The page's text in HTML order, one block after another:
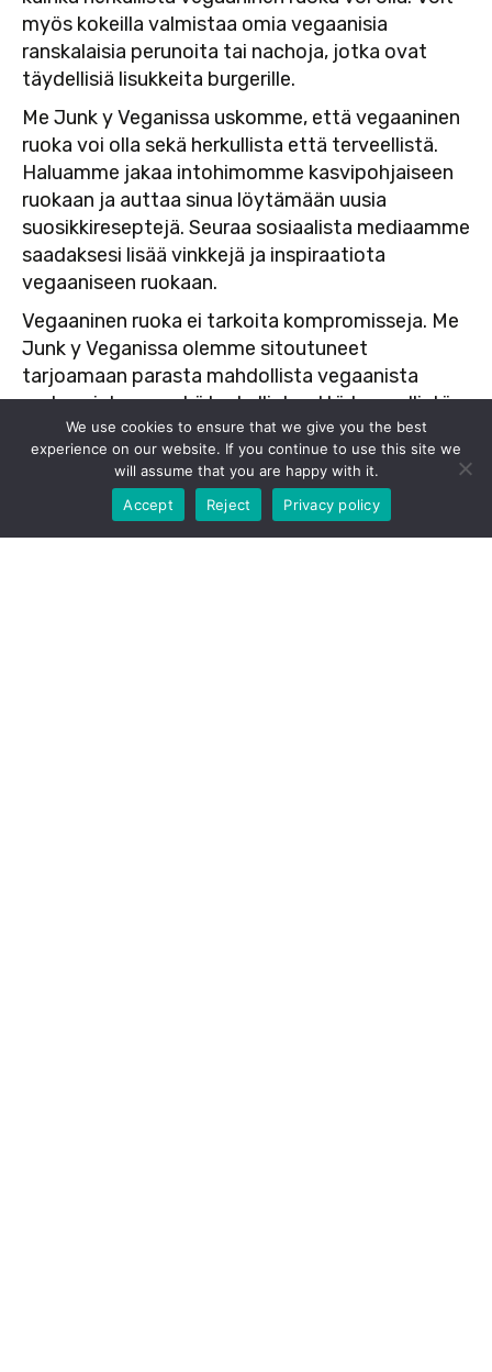
myös kokeilla valmistaa omia vegaanisia
ranskalaisia perunoita tai nachoja, jotka ovat
täydellisiä lisukkeita burgerille.
Me Junk y Veganissa uskomme, että vegaaninen
ruoka voi olla sekä herkullista että terveellistä.
Haluamme jakaa intohimomme kasvipohjaiseen
ruokaan ja auttaa sinua löytämään uusia
suosikkireseptejä. Seuraa sosiaalista mediaamme
saadaksesi lisää vinkkejä ja inspiraatiota
vegaaniseen ruokaan.
Vegaaninen ruoka ei tarkoita kompromisseja. Me
Junk y Veganissa olemme sitoutuneet
tarjoamaan parasta mahdollista vegaanista
ruokaa, joka on sekä herkullista että terveellistä.
Tule ja koe itse, kuinka maukasta vegaaninen junk
food voi olla!
-10% kun tilaat nouto verkkokaupastamme. Tilaa
nyt!
We use cookies to ensure that we give you the best
experience on our website. If you continue to use this site we
will assume that you are happy with it.
Accept
Reject Privacy policy